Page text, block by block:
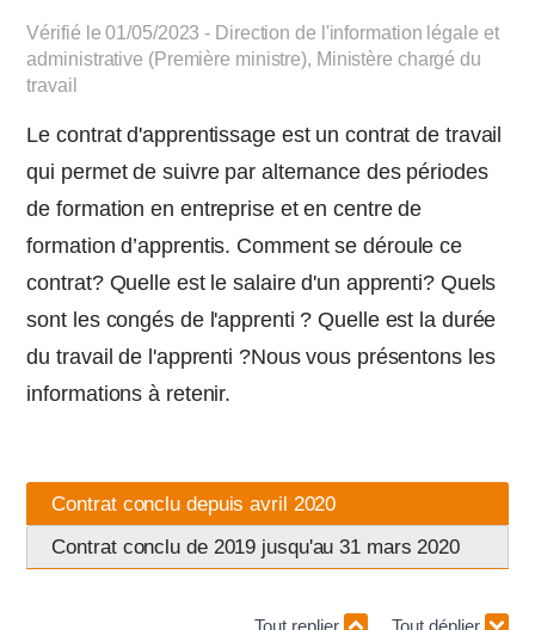
Vérifié le 01/05/2023 - Direction de l'information légale et
administrative (Première ministre), Ministère chargé du
travail
Le contrat d'apprentissage est un contrat de travail
qui permet de suivre par alternance des périodes
de formation en entreprise et en centre de
formation d’apprentis. Comment se déroule ce
contrat? Quelle est le salaire d'un apprenti? Quels
sont les congés de l'apprenti ? Quelle est la durée
du travail de l'apprenti ?Nous vous présentons les
informations à retenir.
Contrat conclu depuis avril 2020
Contrat conclu de 2019 jusqu'au 31 mars 2020